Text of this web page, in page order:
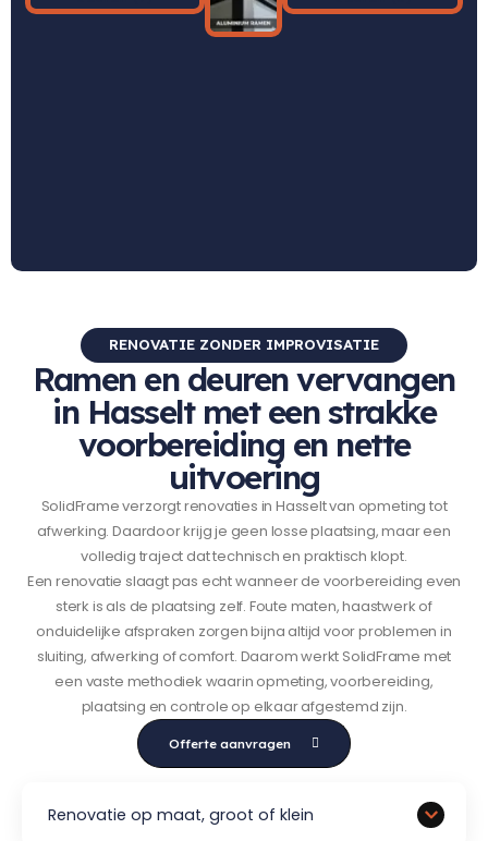
RENOVATIE ZONDER IMPROVISATIE
Ramen en deuren vervangen
in Hasselt met een strakke
voorbereiding en nette
uitvoering
SolidFrame verzorgt renovaties in Hasselt van opmeting tot
afwerking. Daardoor krijg je geen losse plaatsing, maar een
volledig traject dat technisch en praktisch klopt.
Een renovatie slaagt pas echt wanneer de voorbereiding even
sterk is als de plaatsing zelf. Foute maten, haastwerk of
onduidelijke afspraken zorgen bijna altijd voor problemen in
sluiting, afwerking of comfort. Daarom werkt SolidFrame met
een vaste methodiek waarin opmeting, voorbereiding,
plaatsing en controle op elkaar afgestemd zijn.
Offerte aanvragen
Renovatie op maat, groot of klein